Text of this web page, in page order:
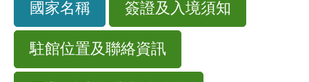
國家名稱 簽證及入境須知
駐館位置及聯絡資訊